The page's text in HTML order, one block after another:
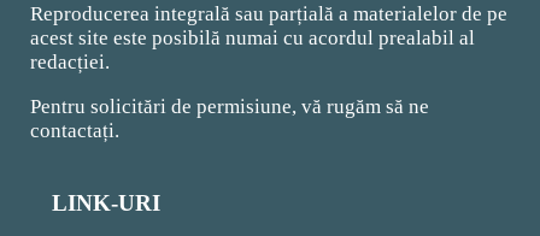
Reproducerea integrală sau parțială a materialelor de pe
acest site este posibilă numai cu acordul prealabil al
redacției.
Pentru solicitări de permisiune, vă rugăm să ne
contactați.
LINK-URI